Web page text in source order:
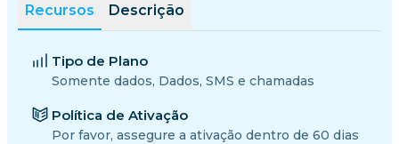
Recursos Descrição
Tipo de Plano
Somente dados, Dados, SMS e chamadas
Política de Ativação
Por favor, assegure a ativação dentro de 60 dias